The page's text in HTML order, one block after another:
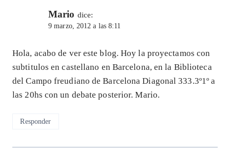
Mario dice:
9 marzo, 2012 a las 8:11
Hola, acabo de ver este blog. Hoy la proyectamos con
subtitulos en castellano en Barcelona, en la Biblioteca
del Campo freudiano de Barcelona Diagonal 333.3º1º a
las 20hs con un debate posterior. Mario.
Responder